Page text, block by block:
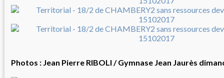
Photos : Jean Pierre RIBOLI / Gymnase Jean Jaurès